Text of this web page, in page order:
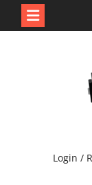
Login /